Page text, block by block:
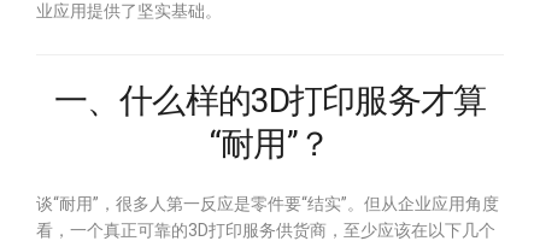
业应用提供了坚实基础。
一、什么样的3D打印服务才算
“耐用”？
谈“耐用”，很多人第一反应是零件要“结实”。但从企业应用角度
看，一个真正可靠的3D打印服务供货商，至少应该在以下几个